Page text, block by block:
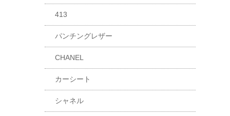
413
パンチングレザー
CHANEL
カーシート
シャネル